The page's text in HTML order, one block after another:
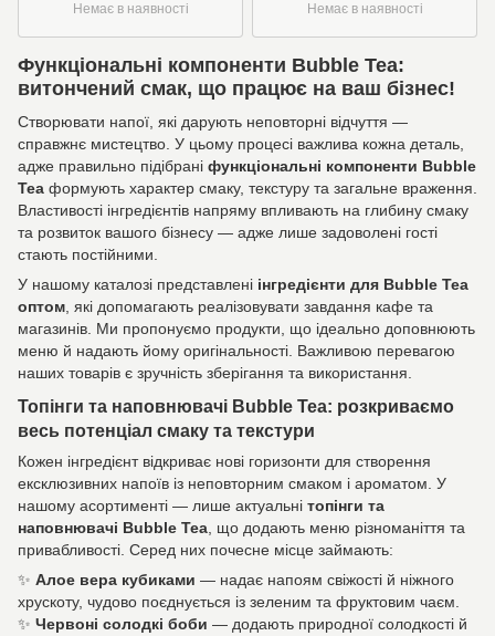
Немає в наявності Немає в наявності
Функціональні компоненти Bubble Tea:
витончений смак, що працює на ваш бізнес!
Створювати напої, які дарують неповторні відчуття —
справжнє мистецтво. У цьому процесі важлива кожна деталь,
адже правильно підібрані функціональні компоненти Bubble
Tea формують характер смаку, текстуру та загальне враження.
Властивості інгредієнтів напряму впливають на глибину смаку
та розвиток вашого бізнесу — адже лише задоволені гості
стають постійними.
У нашому каталозі представлені інгредієнти для Bubble Tea
оптом , які допомагають реалізовувати завдання кафе та
магазинів. Ми пропонуємо продукти, що ідеально доповнюють
меню й надають йому оригінальності. Важливою перевагою
наших товарів є зручність зберігання та використання.
Топінги та наповнювачі Bubble Tea: розкриваємо
весь потенціал смаку та текстури
Кожен інгредієнт відкриває нові горизонти для створення
ексклюзивних напоїв із неповторним смаком і ароматом. У
нашому асортименті — лише актуальні топінги та
наповнювачі Bubble Tea, що додають меню різноманіття та
привабливості. Серед них почесне місце займають:
✨ Алое вера кубиками — надає напоям свіжості й ніжного
хрускоту, чудово поєднується із зеленим та фруктовим чаєм.
✨ Червоні солодкі боби — додають природної солодкості й